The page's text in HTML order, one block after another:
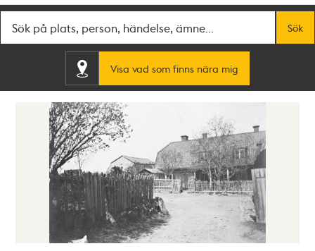
Sök
Visa vad som finns nära mig